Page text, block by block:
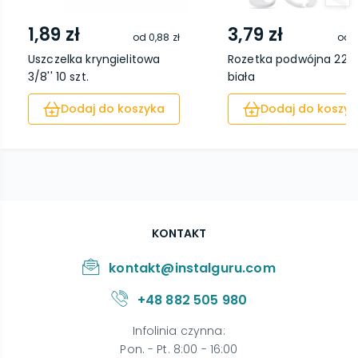
1,89 zł od0,88 zł
Uszczelka kryngielitowa
3/8'' 10 szt.
Dodaj do koszyka
3,79 zł od
Rozetka podwójna 22
biała
Dodaj do
KONTAKT
kontakt@instalguru.com
+48 882 505 980
Infolinia czynna:
Pon. - Pt. 8:00 - 16:00